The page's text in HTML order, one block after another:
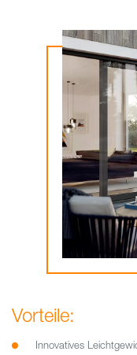
Vorteile:
Innovatives